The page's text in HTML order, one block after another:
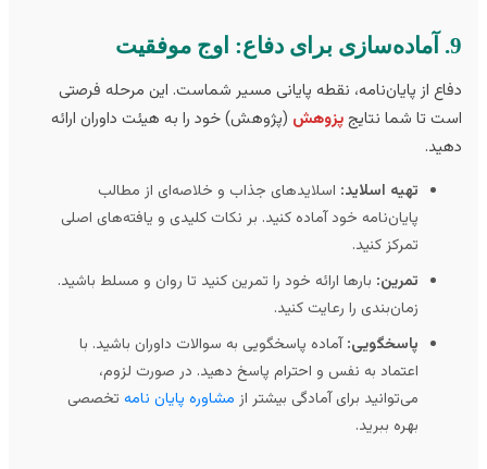
از پایان‌نامه، نقطه پایانی مسیر شماست. این مرحله فرصتی
تا شما نتایجپزوهش(پژوهش) خود را به هیئت داوران ارائه
تهیه اسلاید:اسلایدهای جذاب و خلاصه‌ای از مطالب
پایان‌نامه خود آماده کنید. بر نکات کلیدی و یافته‌های اصلی
تمرکز کنید.
تمرین:بارها ارائه خود را تمرین کنید تا روان و مسلط باشید.
زمان‌بندی را رعایت کنید.
پاسخگویی:آماده پاسخگویی به سوالات داوران باشید. با
اعتماد به نفس و احترام پاسخ دهید. در صورت لزوم،
می‌توانید برای آمادگی بیشتر ازمشاوره پایان نامهتخصصی
بهره ببرید.